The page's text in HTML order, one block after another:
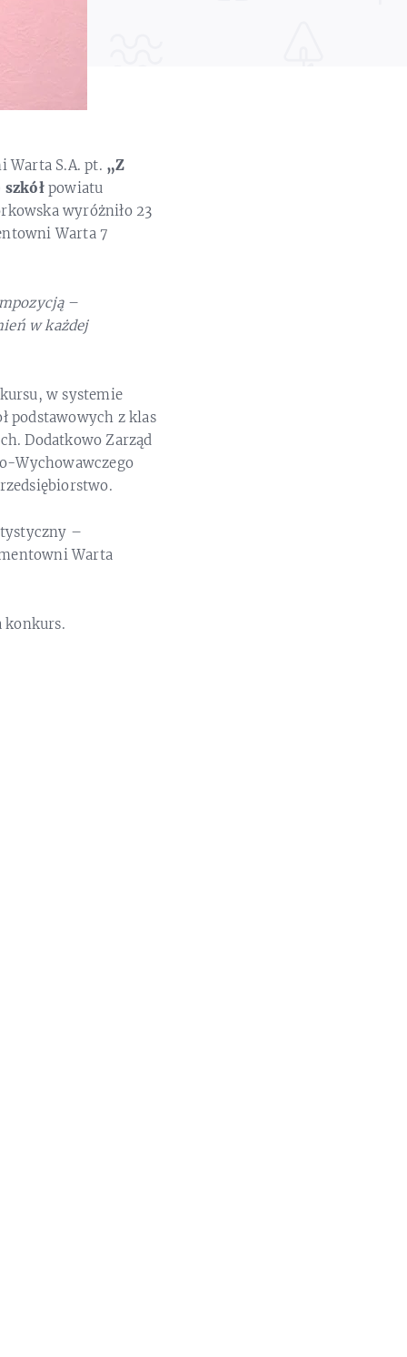
Warta S.A. pt. „Z
szkółpowiatu
wyróżniło 23
Warta 7
–
w każdej
w systemie
podstawowych z klas
Dodatkowo Zarząd
Wychowawczego
–
Warta
konkurs.